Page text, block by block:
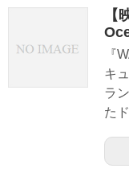
【
『
キ
ラ
た